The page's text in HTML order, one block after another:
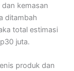
dan kemasan
ditambah
total estimasi
juta.
produk dan